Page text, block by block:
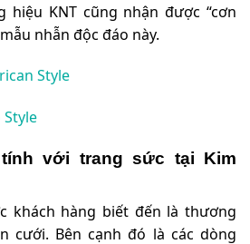
hiệu KNT cũng nhận được “cơn
nhẫn độc đáo này.
Style
với trang sức tại Kim
khách hàng biết đến là thương
cưới. Bên cạnh đó là các dòng